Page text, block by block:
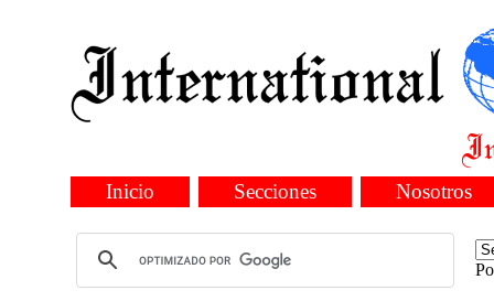
Inicio Secciones Nosotros